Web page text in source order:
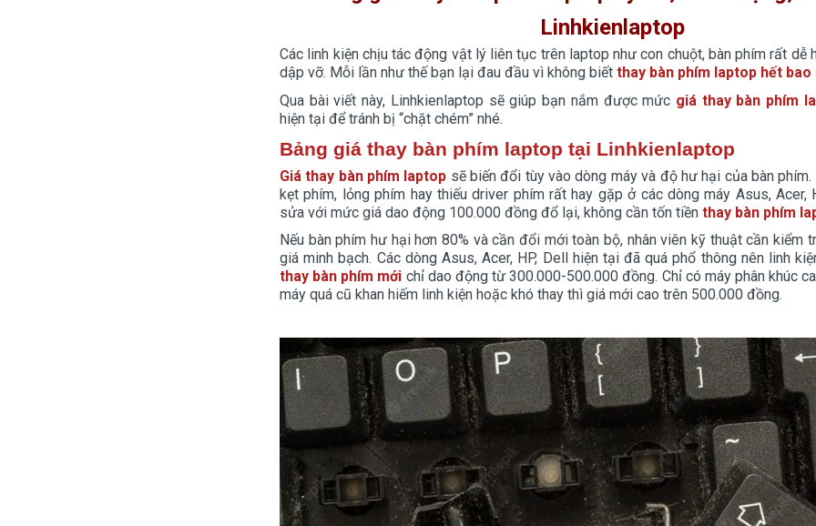
Thay màn hình Surface Pro
Linhkienlaptop
Các linh kiện chịu tác động vật lý liên tục trên laptop như con chuột, bàn phím rất dễ
dập vỡ. Mỗi lần như thế bạn lại đau đầu vì không biết thay bàn phím laptop hết
Qua bài viết này, Linhkienlaptop sẽ giúp bạn nắm được mức giá thay bàn phím
hiện tại để tránh bị “chặt chém” nhé.
Bảng giá thay bàn phím laptop tại Linhkienlaptop
Giá thay bàn phím laptop sẽ biến đổi tùy vào dòng máy và độ hư hại của bàn
kẹt phím, lỏng phím hay thiếu driver phím rất hay gặp ở các dòng máy Asus, Acer,
sửa với mức giá dao động 100.000 đồng đổ lại, không cần tốn tiền thay bàn phím
Nếu bàn phím hư hại hơn 80% và cần đổi mới toàn bộ, nhân viên kỹ thuật cần kiểm
giá minh bạch. Các dòng Asus, Acer, HP, Dell hiện tại đã quá phổ thông nên linh
thay bàn phím mới chỉ dao động từ 300.000-500.000 đồng. Chỉ có máy phân khúc
máy quá cũ khan hiếm linh kiện hoặc khó thay thì giá mới cao trên 500.000 đồng.